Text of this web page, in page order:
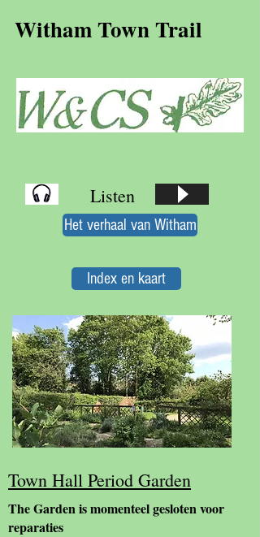
Witham Town Trail
Town Hall Period Garden
The Garden is momenteel gesloten voor
reparaties
Het verhaal van Witham
Index en kaart
Listen